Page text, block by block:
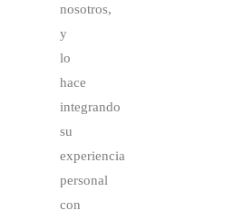
nosotros,
y
lo
hace
integrando
su
experiencia
personal
con